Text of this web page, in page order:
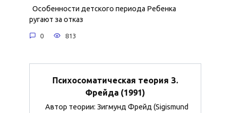
Особенности детского периода Ребенка
ругают за отказ
0 813
Психосоматическая теория З.
Фрейда (1991)
Автор теории: Зигмунд Фрейд (Sigismund